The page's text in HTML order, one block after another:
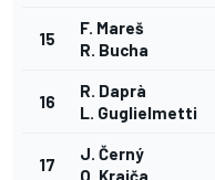
15
F. Mareš
R. Bucha
16
R. Daprà
L. Guglielmetti
17
J. Černý
O. Krajča